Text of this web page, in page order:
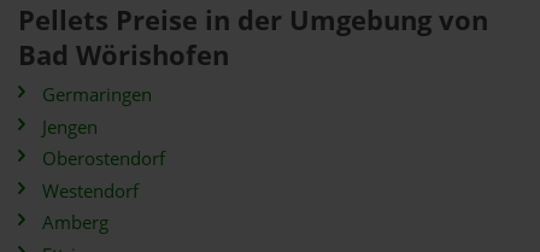
Pellets Preise in der Umgebung von
Bad Wörishofen
Germaringen
Jengen
Oberostendorf
Westendorf
Amberg